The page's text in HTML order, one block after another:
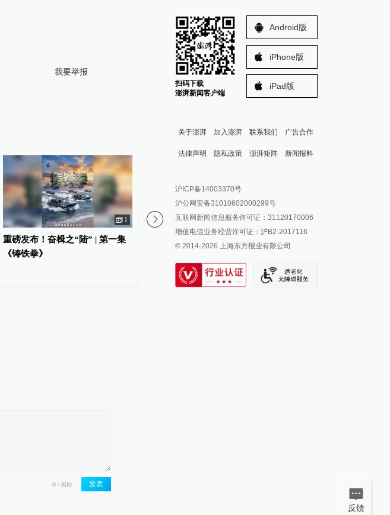
我要举报
1
重磅发布！奋楫之“陆” | 第一集
《铸铁拳》
开亮相
发表
扫码下载
澎湃新闻客户端
Android版
iPhone版
iPad版
关于澎湃 加入澎湃 联系我们 广告合作
法律声明 隐私政策 澎湃矩阵
澎湃新闻公众号
澎湃新闻抖音号
派生万物开放平台
IP SHANGHAI
SIXTH TONE
新闻报料
报料邮箱: news@thepaper.cn
沪ICP备14003370号
沪公网安备31010602000299号
互联网新闻信息服务许可证：31120170006
增值电信业务经营许可证：沪B2-2017116
© 2014-2026 上海东方报业有限公司
反馈